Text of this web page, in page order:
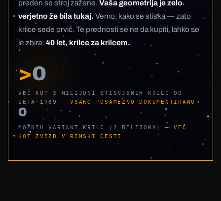
preden se stroj zažene. Vaša geometrija je zelo
verjetno že bila tukaj. Vemo, kako se stiska — zato
krilce sede prvič. Te prednosti se ne da kupiti, lahko se
le zbira: 40 let, krilce za krilcem.
>0
VEČ KOT 3 MILIJONI STISNJENIH KRILC OD
LETA 1980 —VSAKO POSAMEZNO DOKUMENTIRANO
0
MOŽNIH VARIANT KRILC (2 BILIJONA) —VEČ
KOT ZVEZD V RIMSKI CESTI